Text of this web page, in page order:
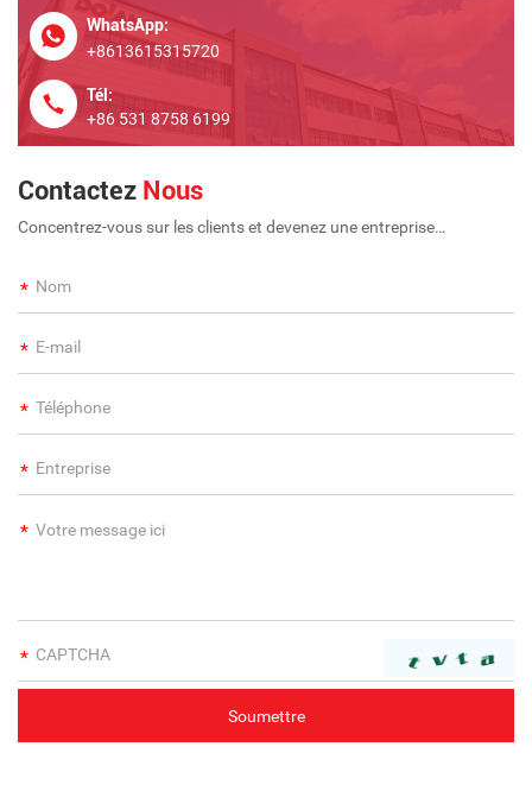
WhatsApp:
+8613615315720
Tél:
+86 531 8758 6199
Contactez Nous
Concentrez-vous sur les clients et devenez une entreprise